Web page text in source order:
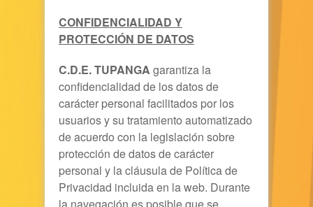
CONFIDENCIALIDAD Y
PROTECCIÓN DE DATOS
C.D.E. TUPANGA garantiza la
confidencialidad de los datos de
carácter personal facilitados por los
usuarios y su tratamiento automatizado
de acuerdo con la legislación sobre
protección de datos de carácter
personal y la cláusula de Política de
Privacidad incluida en la web. Durante